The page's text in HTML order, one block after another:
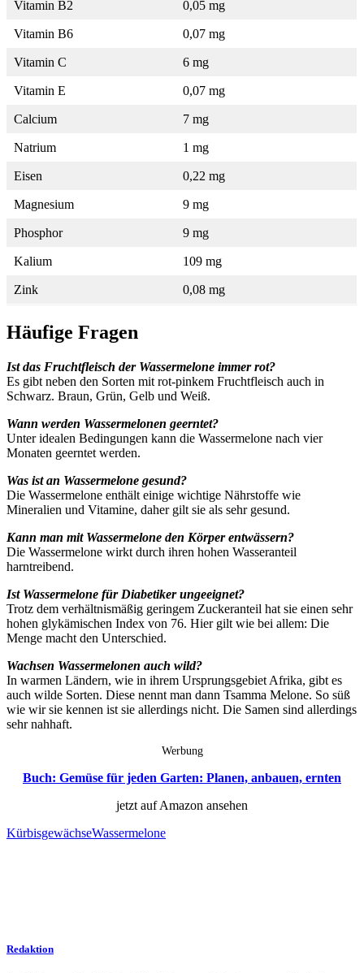
Vitamin B2 0,05 mg
Vitamin B6 0,07 mg
Vitamin C 6 mg
Vitamin E 0,07 mg
Calcium 7 mg
Natrium 1 mg
Eisen 0,22 mg
Magnesium 9 mg
Phosphor 9 mg
Kalium 109 mg
Zink 0,08 mg
Häufige Fragen
Ist das Fruchtfleisch der Wassermelone immer rot?
Es gibt neben den Sorten mit rot-pinkem Fruchtfleisch auch in
Schwarz. Braun, Grün, Gelb und Weiß.
Wann werden Wassermelonen geerntet?
Unter idealen Bedingungen kann die Wassermelone nach vier
Monaten geerntet werden.
Was ist an Wassermelone gesund?
Die Wassermelone enthält einige wichtige Nährstoffe wie
Mineralien und Vitamine, daher gilt sie als sehr gesund.
Kann man mit Wassermelone den Körper entwässern?
Die Wassermelone wirkt durch ihren hohen Wasseranteil
harntreibend.
Ist Wassermelone für Diabetiker ungeeignet?
Trotz dem verhältnismäßig geringem Zuckeranteil hat sie einen sehr
hohen glykämischen Index von 76. Hier gilt wie bei allem: Die
Menge macht den Unterschied.
Wachsen Wassermelonen auch wild?
In warmen Ländern, wie in ihrem Ursprungsgebiet Afrika, gibt es
auch wilde Sorten. Diese nennt man dann Tsamma Melone. So süß
wie wir sie kennen ist sie allerdings nicht. Die Samen sind allerdings
sehr nahhaft.
Werbung
Buch: Gemüse für jeden Garten: Planen, anbauen, ernten
jetzt auf Amazon ansehen
KürbisgewächseWassermelone
Redaktion